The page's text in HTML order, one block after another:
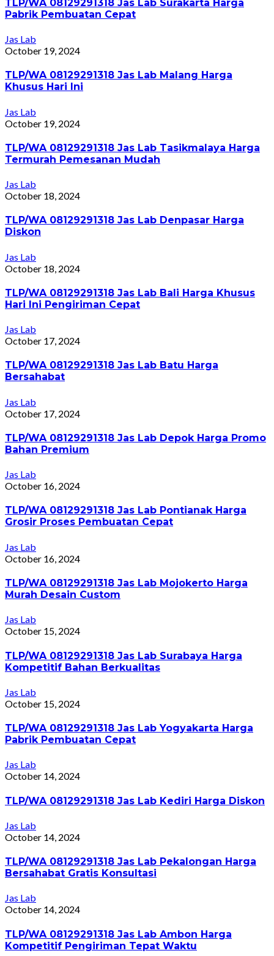
TLP/WA 08129291318 Jas Lab Surakarta Harga
Pabrik Pembuatan Cepat
Jas Lab
October 19, 2024
TLP/WA 08129291318 Jas Lab Malang Harga
Khusus Hari Ini
Jas Lab
October 19, 2024
TLP/WA 08129291318 Jas Lab Tasikmalaya Harga
Termurah Pemesanan Mudah
Jas Lab
October 18, 2024
TLP/WA 08129291318 Jas Lab Denpasar Harga
Diskon
Jas Lab
October 18, 2024
TLP/WA 08129291318 Jas Lab Bali Harga Khusus
Hari Ini Pengiriman Cepat
Jas Lab
October 17, 2024
TLP/WA 08129291318 Jas Lab Batu Harga
Bersahabat
Jas Lab
October 17, 2024
TLP/WA 08129291318 Jas Lab Depok Harga Promo
Bahan Premium
Jas Lab
October 16, 2024
TLP/WA 08129291318 Jas Lab Pontianak Harga
Grosir Proses Pembuatan Cepat
Jas Lab
October 16, 2024
TLP/WA 08129291318 Jas Lab Mojokerto Harga
Murah Desain Custom
Jas Lab
October 15, 2024
TLP/WA 08129291318 Jas Lab Surabaya Harga
Kompetitif Bahan Berkualitas
Jas Lab
October 15, 2024
TLP/WA 08129291318 Jas Lab Yogyakarta Harga
Pabrik Pembuatan Cepat
Jas Lab
October 14, 2024
TLP/WA 08129291318 Jas Lab Kediri Harga Diskon
Jas Lab
October 14, 2024
TLP/WA 08129291318 Jas Lab Pekalongan Harga
Bersahabat Gratis Konsultasi
Jas Lab
October 14, 2024
TLP/WA 08129291318 Jas Lab Ambon Harga
Kompetitif Pengiriman Tepat Waktu